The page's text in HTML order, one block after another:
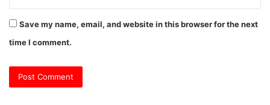
Save my name, email, and website in this browser for the next
time I comment.